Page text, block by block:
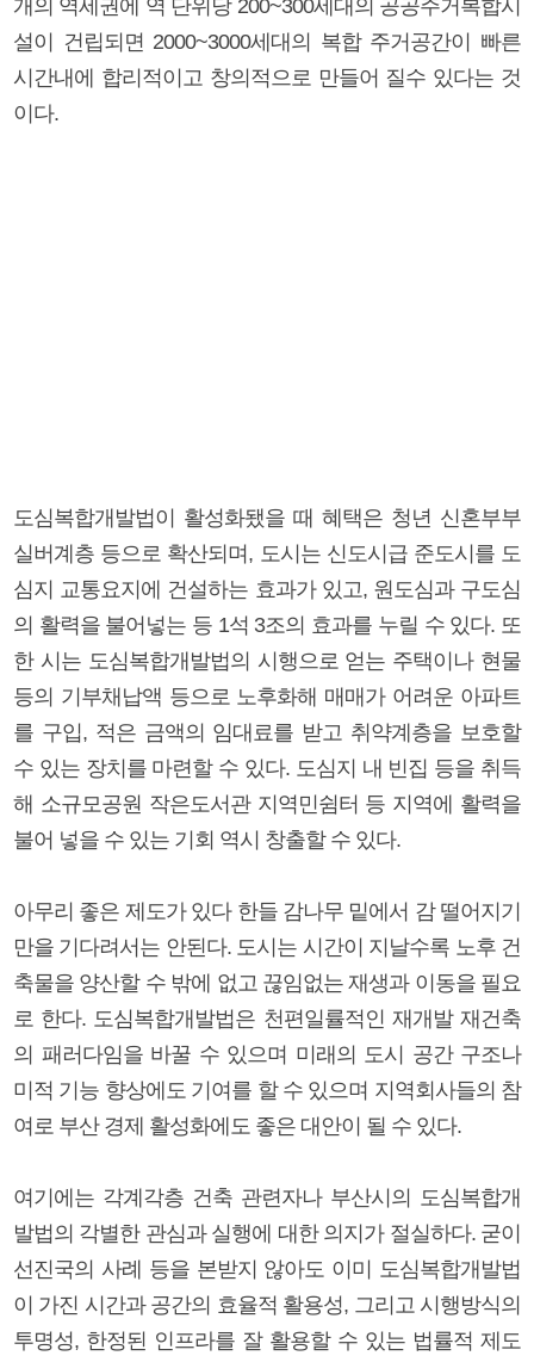
개의 역세권에 역 단위당 200~300세대의 공공주거복합시
설이 건립되면 2000~3000세대의 복합 주거공간이 빠른
시간내에 합리적이고 창의적으로 만들어 질수 있다는 것
이다.
도심복합개발법이 활성화됐을 때 혜택은 청년 신혼부부
실버계층 등으로 확산되며, 도시는 신도시급 준도시를 도
심지 교통요지에 건설하는 효과가 있고, 원도심과 구도심
의 활력을 불어넣는 등 1석 3조의 효과를 누릴 수 있다. 또
한 시는 도심복합개발법의 시행으로 얻는 주택이나 현물
등의 기부채납액 등으로 노후화해 매매가 어려운 아파트
를 구입, 적은 금액의 임대료를 받고 취약계층을 보호할
수 있는 장치를 마련할 수 있다. 도심지 내 빈집 등을 취득
해 소규모공원 작은도서관 지역민쉼터 등 지역에 활력을
불어 넣을 수 있는 기회 역시 창출할 수 있다.
아무리 좋은 제도가 있다 한들 감나무 밑에서 감 떨어지기
만을 기다려서는 안된다. 도시는 시간이 지날수록 노후 건
축물을 양산할 수 밖에 없고 끊임없는 재생과 이동을 필요
로 한다. 도심복합개발법은 천편일률적인 재개발 재건축
의 패러다임을 바꿀 수 있으며 미래의 도시 공간 구조나
미적 기능 향상에도 기여를 할 수 있으며 지역회사들의 참
여로 부산 경제 활성화에도 좋은 대안이 될 수 있다.
여기에는 각계각층 건축 관련자나 부산시의 도심복합개
발법의 각별한 관심과 실행에 대한 의지가 절실하다. 굳이
선진국의 사례 등을 본받지 않아도 이미 도심복합개발법
이 가진 시간과 공간의 효율적 활용성, 그리고 시행방식의
투명성, 한정된 인프라를 잘 활용할 수 있는 법률적 제도